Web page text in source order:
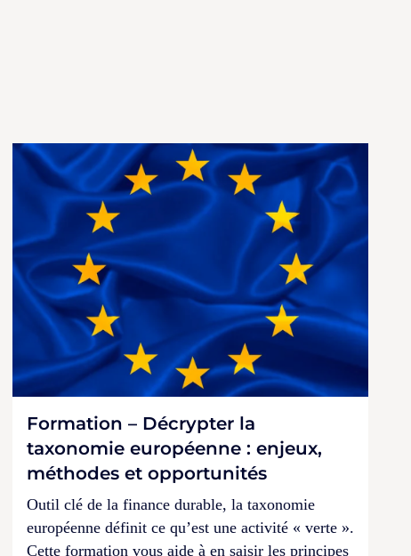
Formation – Décrypter la
taxonomie européenne : enjeux,
méthodes et opportunités
Outil clé de la finance durable, la taxonomie
européenne définit ce qu’est une activité « verte ».
Cette formation vous aide à en saisir les principes